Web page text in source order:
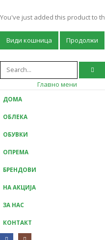
You've just added this product to
Види кошница Продолжи
Главно мени
ДОМА
ОБЛЕКА
ОБУВКИ
ОПРЕМА
БРЕНДОВИ
НА АКЦИЈА
ЗА НАС
КОНТАКТ